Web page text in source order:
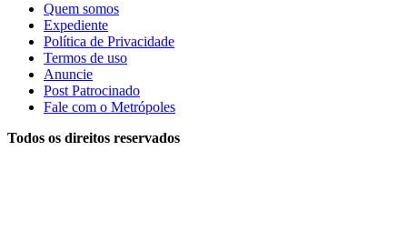
Quem somos
Expediente
Política de Privacidade
Termos de uso
Anuncie
Post Patrocinado
Fale com o Metrópoles
Todos os direitos reservados